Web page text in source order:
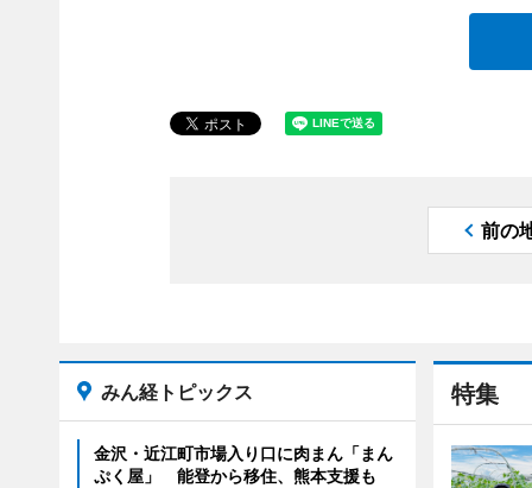
前の
特集
みん経トピックス
金沢・近江町市場入り口に肉まん「まん
ぷく屋」 能登から移住、熊本支援も